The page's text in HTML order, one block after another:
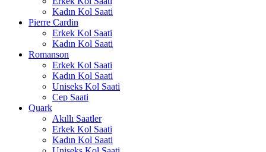
Kadın Kol Saati
Pierre Cardin
Erkek Kol Saati
Kadın Kol Saati
Romanson
Erkek Kol Saati
Kadın Kol Saati
Uniseks Kol Saati
Cep Saati
Quark
Akıllı Saatler
Erkek Kol Saati
Kadın Kol Saati